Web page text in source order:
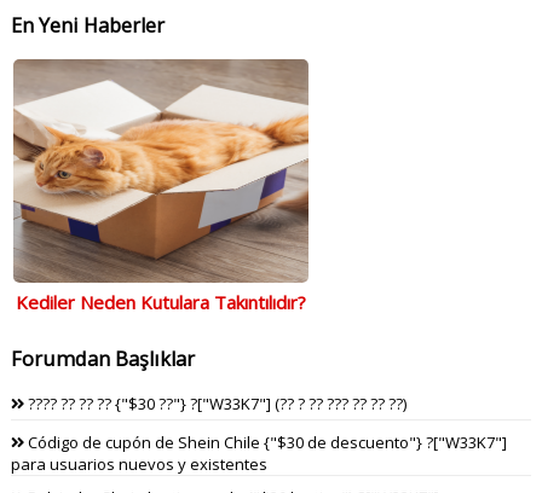
En Yeni Haberler
Kediler Neden Kutulara Takıntılıdır?
Forumdan Başlıklar
???? ?? ?? ?? {"$30 ??"} ?["W33K7"] (?? ? ?? ??? ?? ?? ??)
Código de cupón de Shein Chile {"$30 de descuento"} ?["W33K7"]
para usuarios nuevos y existentes